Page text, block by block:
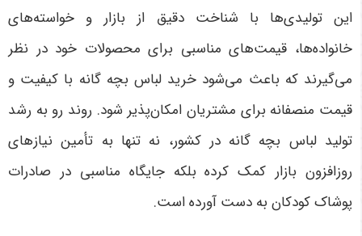
این تولیدی‌ها با شناخت دقیق از بازار و خواسته‌های
خانواده‌ها، قیمت‌های مناسبی برای محصولات خود در نظر
می‌گیرند که باعث می‌شود خرید لباس بچه گانه با کیفیت و
قیمت منصفانه برای مشتریان امکان‌پذیر شود. روند رو به رشد
تولید لباس بچه گانه در کشور، نه تنها به تأمین نیازهای
روزافزون بازار کمک کرده بلکه جایگاه مناسبی در صادرات
پوشاک کودکان به دست آورده است.